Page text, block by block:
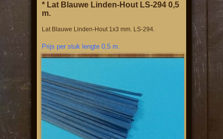
* Lat Blauwe Linden-Hout LS-294 0,5
m.
Lat Blauwe Linden-Hout 1x3 mm. LS-294.
Prijs per stuk lengte 0,5 m.